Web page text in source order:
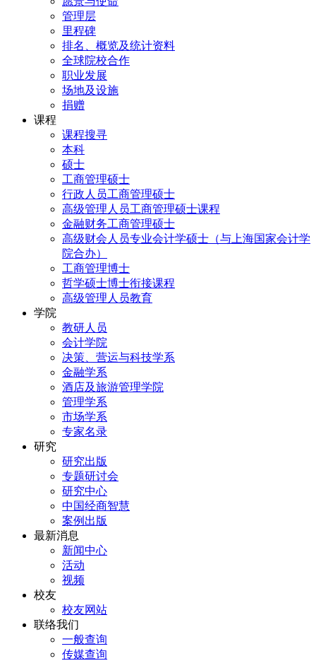
管理层
里程碑
排名、概览及统计资料
全球院校合作
职业发展
场地及设施
捐赠
课程
课程搜寻
本科
硕士
工商管理硕士
行政人员工商管理硕士
高级管理人员工商管理硕士课程
金融财务工商管理硕士
高级财会人员专业会计学硕士（与上海国家会计学
院合办）
工商管理博士
哲学硕士博士衔接课程
高级管理人员教育
学院
教研人员
会计学院
决策、营运与科技学系
金融学系
酒店及旅游管理学院
管理学系
市场学系
专家名录
研究
研究出版
专题研讨会
研究中心
中国经商智慧
案例出版
最新消息
新闻中心
活动
视频
校友
校友网站
联络我们
一般查询
传媒查询